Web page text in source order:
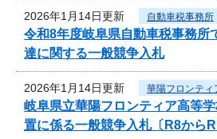
2026年1月14日更新 自動車税事務所
令和8年度岐阜県自動車税事務所
達に関する一般競争入札
2026年1月14日更新 華陽フロンティ
岐阜県立華陽フロンティア高等
置に係る一般競争入札〔R8から